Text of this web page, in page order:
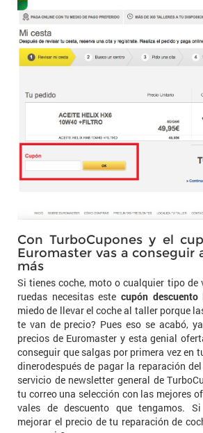
Con TurboCupones y el
Euromaster vas a conseguir
más
Si tienes coche, moto o cualquier tipo de
ruedas necesitas este cupón descuento
miedo de llevar el coche al taller porque
te van de precio? Pues eso se acabó,
precios de Euromaster y esta genial
conseguir que salgas por primera vez en
dinerodespués de pagar la reparación
servicio de newsletter general de
tu correo una selección con las mejores
vales de descuento que tengamos.
mejorar el precio de tu reparación de